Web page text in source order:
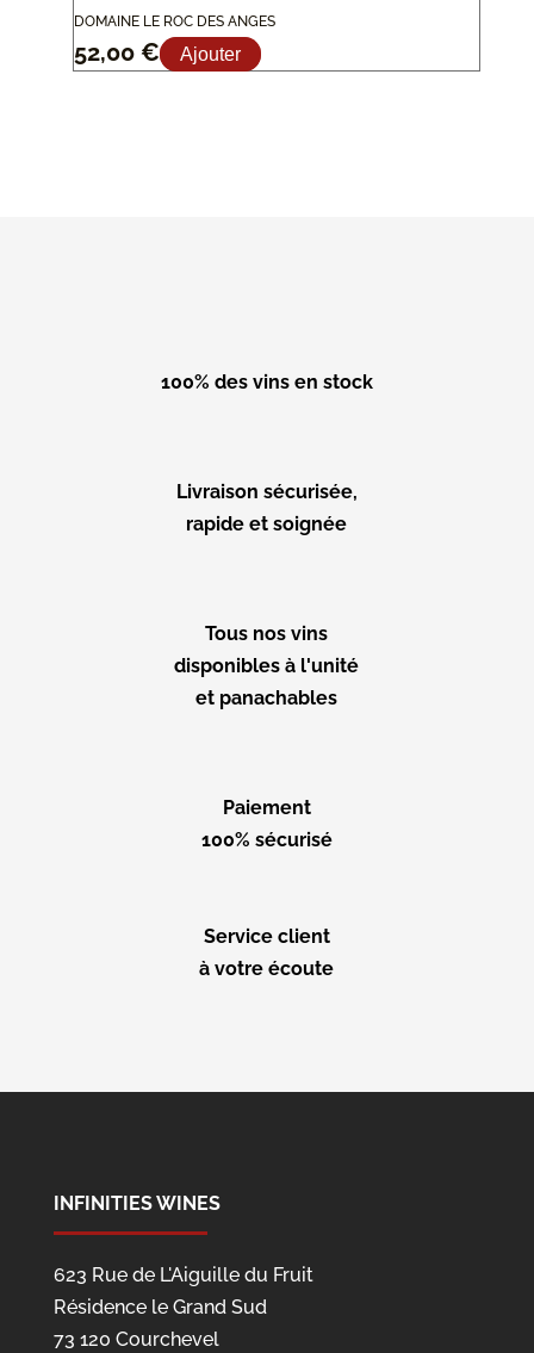
DOMAINE LE ROC DES ANGES
52,00 € Ajouter
100% des vins en stock
Livraison sécurisée,
rapide et soignée
Tous nos vins
disponibles à l'unité
et panachables
Paiement
100% sécurisé
Service client
à votre écoute
INFINITIES WINES
623 Rue de L'Aiguille du Fruit
Résidence le Grand Sud
73 120 Courchevel